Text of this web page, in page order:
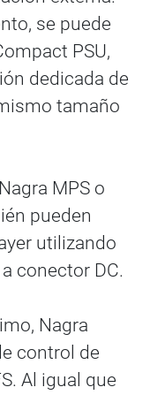
se puede
PSU,
dedicada de
tamaño
MPS o
pueden
utilizando
conector DC.
Nagra
control de
Al igual que